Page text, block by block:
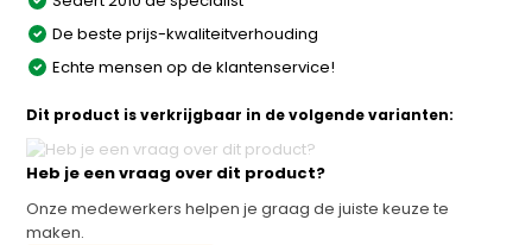
De beste prijs-kwaliteitverhouding
Echte mensen op de klantenservice!
Dit product is verkrijgbaar in de volgende varianten:
Heb je een vraag over dit product?
Onze medewerkers helpen je graag de juiste keuze te
maken.